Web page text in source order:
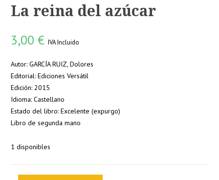
La reina del azúcar
3,00€ IVA Incluido
Autor: GARCÍA RUIZ, Dolores
Editorial: Ediciones Versátil
Edición: 2015
Idioma: Castellano
Estado del libro: Excelente (expurgo)
Libro de segunda mano
1 disponibles